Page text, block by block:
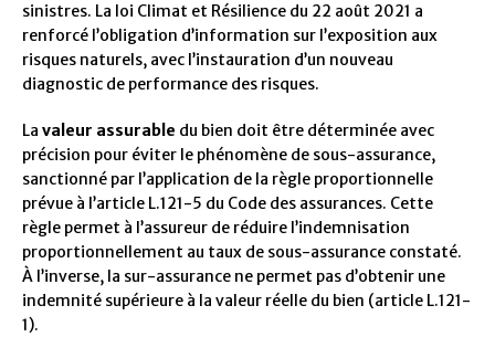
sinistres. La loi Climat et Résilience du 22 août 2021 a
renforcé l’obligation d’information sur l’exposition aux
risques naturels, avec l’instauration d’un nouveau
diagnostic de performance des risques.
La valeur assurable du bien doit être déterminée avec
précision pour éviter le phénomène de sous-assurance,
sanctionné par l’application de la règle proportionnelle
prévue à l’article L.121-5 du Code des assurances. Cette
règle permet à l’assureur de réduire l’indemnisation
proportionnellement au taux de sous-assurance constaté.
À l’inverse, la sur-assurance ne permet pas d’obtenir une
indemnité supérieure à la valeur réelle du bien (article L.121-
1).